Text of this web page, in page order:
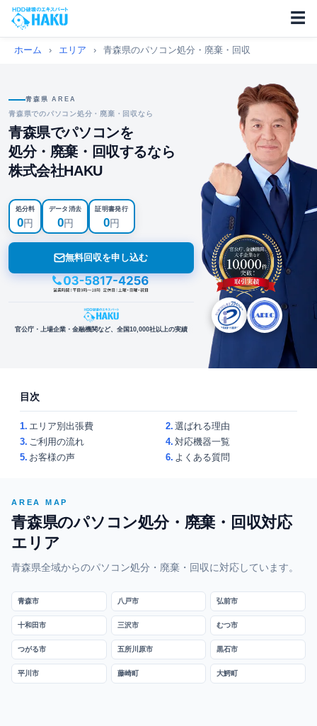
☰
ホーム › エリア › 青森県のパソコン処分・廃棄・回収
青森県 AREA
青森県でのパソコン処分・廃棄・回収なら
青森県でパソコンを
処分・廃棄・回収するなら
株式会社HAKU
処分料
0円
データ消去
0円
証明書発行
0円
無料回収を申し込む
官公庁・上場企業・金融機関など、全国10,000社以上の実績
目次
1. エリア別出張費 2. 選ばれる理由
3. ご利用の流れ 4. 対応機器一覧
5. お客様の声 6. よくある質問
AREA MAP
青森県のパソコン処分・廃棄・回収対応
エリア
青森県全域からのパソコン処分・廃棄・回収に対応しています。
青森市 八戸市 弘前市
十和田市 三沢市 むつ市
つがる市 五所川原市 黒石市
平川市 藤崎町 大鰐町